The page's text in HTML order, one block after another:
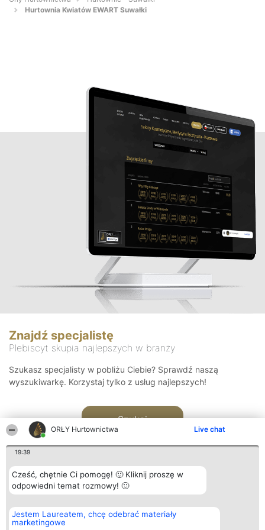
ORŁY Hurtownictwa Live chat
19:39
Cześć, chętnie Ci pomogę! 🙂 Kliknij proszę w
odpowiedni temat rozmowy! 🙂
Jestem Laureatem, chcę odebrać materiały
marketingowe
Hurtownia Kwiatów EWART Suwałki
Znajdź specjalistę
Plebiscyt skupia najlepszych w branży
Szukasz specjalisty w pobliżu Ciebie? Sprawdź naszą
wyszukiwarkę. Korzystaj tylko z usług najlepszych!
Szukaj
Organizator plebiscytu
Bright Side Solutions sp. z o.
o. sp. k.
Plebiscyt
Laureaci
Kontakt
Kontakt